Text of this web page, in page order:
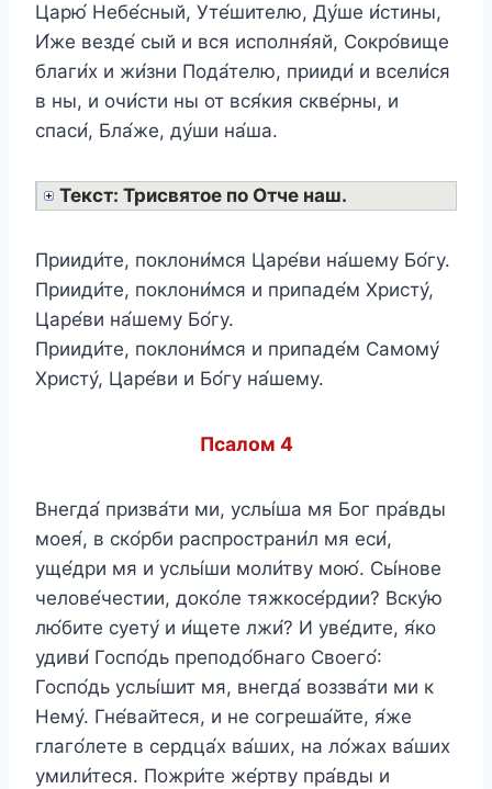
Царю́ Небе́сный, Уте́шителю, Ду́ше и́стины,
И́же везде́ сый и вся исполня́яй, Сокро́вище
благи́х и жи́зни Пода́телю, прииди́ и всели́ся
в ны, и очи́сти ны от вся́кия скве́рны, и
спаси́, Бла́же, ду́ши на́ша.
Текст: Трисвятое по Отче наш.
Прииди́те, поклони́мся Царе́ви на́шему Бо́гу.
Прииди́те, поклони́мся и припаде́м Христу́,
Царе́ви на́шему Бо́гу.
Прииди́те, поклони́мся и припаде́м Самому́
Христу́, Царе́ви и Бо́гу на́шему.
Псалом 4
Внегда́ призва́ти ми, услы́ша мя Бог пра́вды
моея́, в ско́рби распространи́л мя еси́,
уще́дри мя и услы́ши моли́тву мою́. Сы́нове
челове́честии, доко́ле тяжкосе́рдии? Вску́ю
лю́бите суету́ и и́щете лжи́? И уве́дите, я́ко
удиви́ Госпо́дь преподо́бнаго Своего́:
Госпо́дь услы́шит мя, внегда́ воззва́ти ми к
Нему́. Гне́вайтеся, и не согреша́йте, я́же
глаго́лете в сердца́х ва́ших, на ло́жах ва́ших
умили́теся. Пожри́те же́ртву пра́вды и